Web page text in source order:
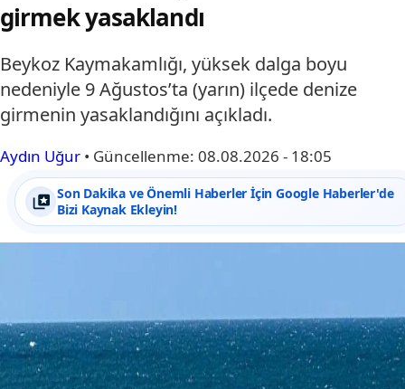
girmek yasaklandı
Beykoz Kaymakamlığı, yüksek dalga boyu
nedeniyle 9 Ağustos’ta (yarın) ilçede denize
girmenin yasaklandığını açıkladı.
Aydın Uğur • Güncellenme: 08.08.2026 - 18:05
Son Dakika ve Önemli Haberler İçin Google Haberler'de
Bizi Kaynak Ekleyin!